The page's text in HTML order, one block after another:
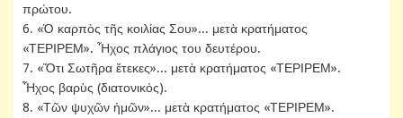
πρώτου.
6. «Ὁ καρπὸς τῆς κοιλίας Σου»... μετὰ κρατήματος
«ΤΕΡΙΡΕΜ». Ἦχος πλάγιος του δευτέρου.
7. «Ὅτι Σωτῆρα ἔτεκες»... μετὰ κρατήματος «ΤΕΡΙΡΕΜ».
Ἦχος βαρὺς (διατονικός).
8. «Τῶν ψυχῶν ἡμῶν»... μετὰ κρατήματος «ΤΕΡΙΡΕΜ».